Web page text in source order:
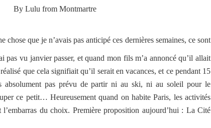
By Lulu from Montmartre
chose que je n’avais pas anticipé ces dernières semaines, ce sont
pas vu janvier passer, et quand mon fils m’a annoncé qu’il allait
que cela signifiait qu’il serait en vacances, et ce pendant 15
absolument pas prévu de partir ni au ski, ni au soleil pour le
ce petit… Heureusement quand on habite Paris, les activités
du choix. Première proposition aujourd’hui : La Cité